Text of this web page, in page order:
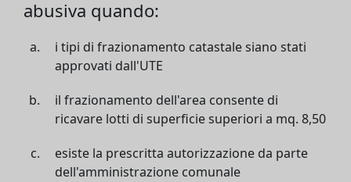
abusiva quando:
i tipi di frazionamento catastale siano stati
approvati dall'UTE
il frazionamento dell'area consente di
ricavare lotti di superficie superiori a mq. 8,50
esiste la prescritta autorizzazione da parte
dell'amministrazione comunale